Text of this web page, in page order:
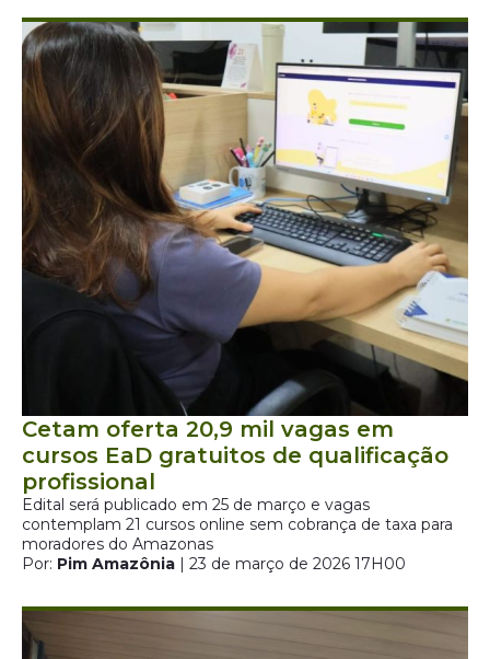
Cetam oferta 20,9 mil vagas em
cursos EaD gratuitos de qualificação
profissional
Edital será publicado em 25 de março e vagas
contemplam 21 cursos online sem cobrança de taxa para
moradores do Amazonas
Por: Pim Amazônia | 23 de março de 2026 17H00